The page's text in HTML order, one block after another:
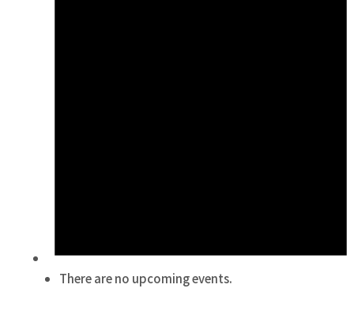
There are no upcoming events.